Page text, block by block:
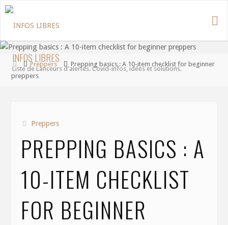
Aller
INFOS LIBRES
Liste de Lanceurs d'alertes. Covid-infos, idées et solutions.
AccueilPreppers
Prepping basics : A 10-item checklist for beginner
preppers
Preppers
PREPPING BASICS : A
10-ITEM CHECKLIST
FOR BEGINNER